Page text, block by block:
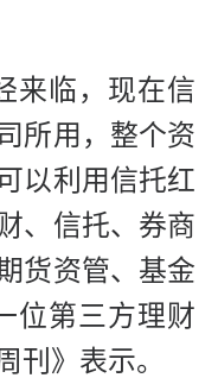
来临，现在信
所用，整个资
以利用信托红
、信托、券商
货资管、基金
位第三方理财
刊》表示。